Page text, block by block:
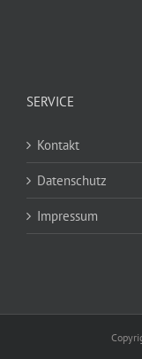
SERVICE
Kontakt
Datenschutz
Impressum